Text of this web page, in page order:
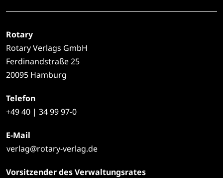
Rotary
Rotary Verlags GmbH
Ferdinandstraße 25
20095 Hamburg
Telefon
+4940 | 34 99 97-0
E-Mail
verlag@rotary-verlag.de
Vorsitzender des Verwaltungsrates